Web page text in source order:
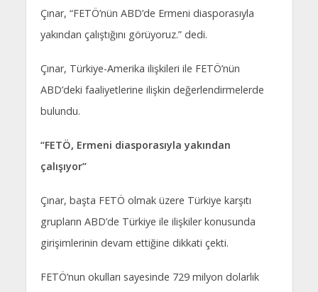
Çınar, “FETÖ’nün ABD’de Ermeni diasporasıyla
yakından çalıştığını görüyoruz.” dedi.
Çınar, Türkiye-Amerika ilişkileri ile FETÖ’nün
ABD’deki faaliyetlerine ilişkin değerlendirmelerde
bulundu.
“FETÖ, Ermeni diasporasıyla yakından
çalışıyor”
Çınar, başta FETÖ olmak üzere Türkiye karşıtı
grupların ABD’de Türkiye ile ilişkiler konusunda
girişimlerinin devam ettiğine dikkati çekti.
FETÖ’nun okulları sayesinde 729 milyon dolarlık